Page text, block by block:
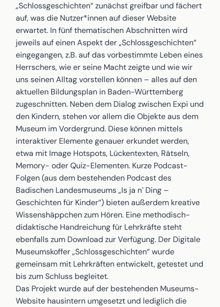
„Schlossgeschichten“ zunächst greifbar und fächert
auf, was die Nutzer*innen auf dieser Website
erwartet. In fünf thematischen Abschnitten wird
jeweils auf einen Aspekt der „Schlossgeschichten“
eingegangen, z.B. auf das vorbestimmte Leben eines
Herrschers, wie er seine Macht zeigte und wie wir
uns seinen Alltag vorstellen können – alles auf den
aktuellen Bildungsplan in Baden-Württemberg
zugeschnitten. Neben dem Dialog zwischen Expi und
den Kindern, stehen vor allem die Objekte aus dem
Museum im Vordergrund. Diese können mittels
interaktiver Elemente genauer erkundet werden,
etwa mit Image Hotspots, Lückentexten, Rätseln,
Memory- oder Quiz-Elementen. Kurze Podcast-
Folgen (aus dem bestehenden Podcast des
Badischen Landesmuseums „Is ja n` Ding –
Geschichten für Kinder“) bieten außerdem kreative
Wissenshäppchen zum Hören. Eine methodisch-
didaktische Handreichung für Lehrkräfte steht
ebenfalls zum Download zur Verfügung. Der Digitale
Museumskoffer „Schlossgeschichten“ wurde
gemeinsam mit Lehrkräften entwickelt, getestet und
bis zum Schluss begleitet.
Das Projekt wurde auf der bestehenden Museums-
Website hausintern umgesetzt und lediglich die